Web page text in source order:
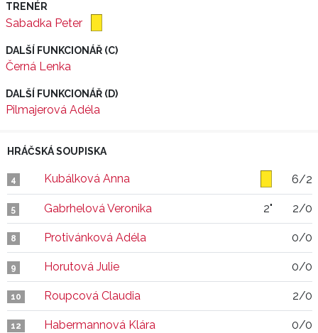
TRENÉR
Sabadka Peter
DALŠÍ FUNKCIONÁŘ (C)
Černá Lenka
DALŠÍ FUNKCIONÁŘ (D)
Pilmajerová Adéla
HRÁČSKÁ SOUPISKA
4 Kubálková Anna 6/2
5 Gabrhelová Veronika 2" 2/0
8 Protivánková Adéla 0/0
9 Horutová Julie 0/0
10 Roupcová Claudia 2/0
12 Habermannová Klára 0/0